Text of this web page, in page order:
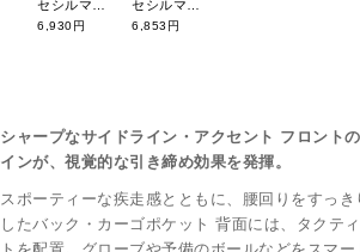
6,930円 6,853円
シャープなサイドライン・アクセント フロント
インが、視覚的な引き締め効果を発揮。
スポーティーな疾走感とともに、腰回りをすっ
したバック・カーゴポケット 背面には、タクテ